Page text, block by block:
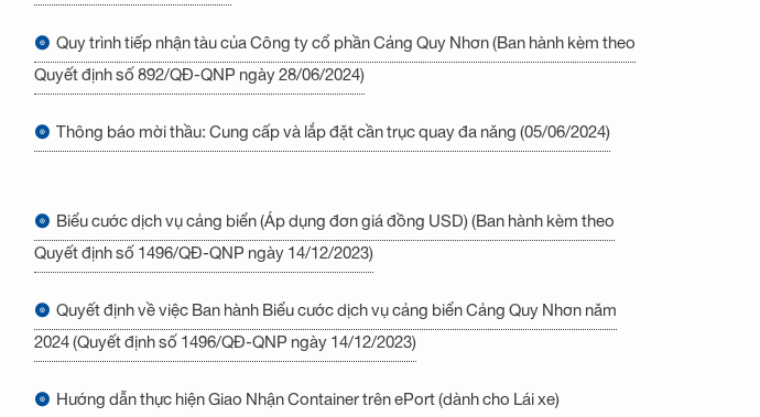
Quy trình tiếp nhận tàu của Công ty cổ phần Cảng Quy Nhơn (Ban hành kèm theo
Quyết định số 892/QĐ-QNP ngày 28/06/2024)
Thông báo mời thầu: Cung cấp và lắp đặt cần trục quay đa năng (05/06/2024)
Biểu cước dịch vụ cảng biển (Áp dụng đơn giá đồng USD) (Ban hành kèm theo
Quyết định số 1496/QĐ-QNP ngày 14/12/2023)
Quyết định về việc Ban hành Biểu cước dịch vụ cảng biển Cảng Quy Nhơn năm
2024 (Quyết định số 1496/QĐ-QNP ngày 14/12/2023)
Hướng dẫn thực hiện Giao Nhận Container trên ePort (dành cho Lái xe)